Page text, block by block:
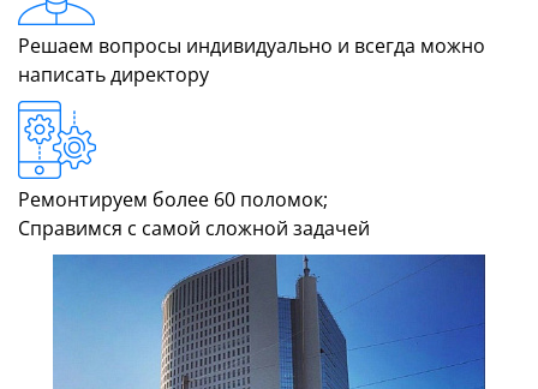
Решаем вопросы индивидуально и всегда можно
написать директору
Ремонтируем более 60 поломок;
Справимся с самой сложной задачей